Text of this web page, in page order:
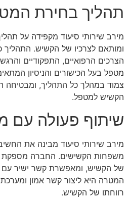
תהליך בחירת
מירב שירותי סיעוד מקפידה על
ומותאם לצרכיו של הקשיש.
הצרכים הרפואיים, התפקודיים
מטפל בעל הכישורים והניסיון
צמוד במהלך כל התהליך, ומבטיחה
הקשיש למטפל.
שיתוף פעולה עם
מירב שירותי סיעוד מבינה את
משפחות הקשישים. החברה מספקת
של הקשיש, ומאפשרת קשר ישיר עם
המטרה היא ליצור קשר אמון
רווחתו של הקשיש.